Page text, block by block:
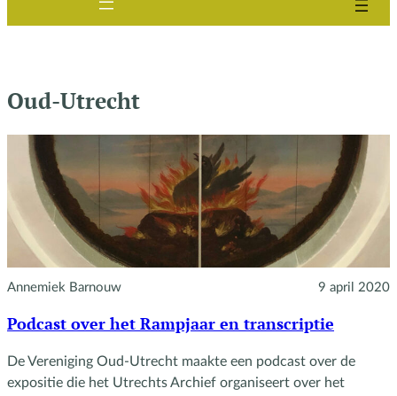
Oud-Utrecht
Annemiek Barnouw 9 april 2020
Podcast over het Rampjaar en transcriptie
De Vereniging Oud-Utrecht maakte een podcast over de
expositie die het Utrechts Archief organiseert over het